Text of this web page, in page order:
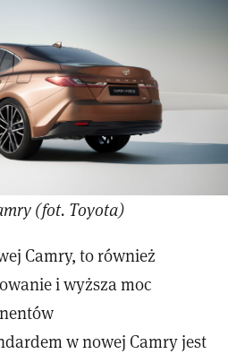
(fot. Toyota)
Camry, to również
i wyższa moc
w nowej Camry jest